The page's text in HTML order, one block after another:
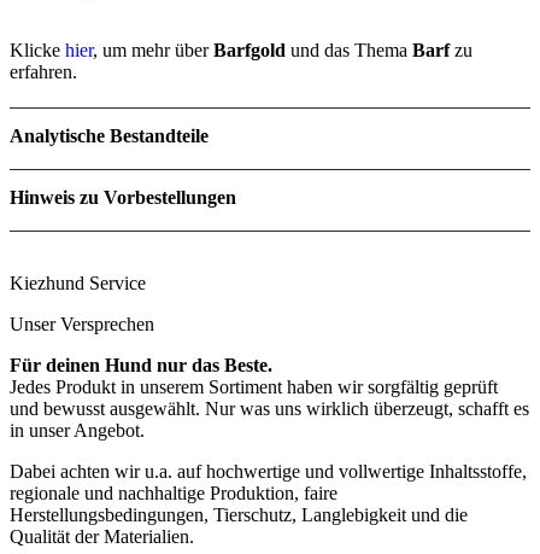
Klicke hier, um mehr überBarfgold und das Thema Barfzu
erfahren.
Analytische Bestandteile
Rohfett
Rohfaser
0.8 %
Feuchte
Hinweis zu Vorbestellungen
Kiezhund Service
Unser Versprechen
Für deinen Hund nur das Beste.
Jedes Produkt in unserem Sortiment haben wir sorgfältig geprüft
und bewusst ausgewählt. Nur was uns wirklich überzeugt, schafft es
in unser Angebot.
Dabei achten wir u.a. auf hochwertige und vollwertige Inhaltsstoffe,
regionale und nachhaltige Produktion, faire
Herstellungsbedingungen, Tierschutz, Langlebigkeit und die
Qualität der Materialien.